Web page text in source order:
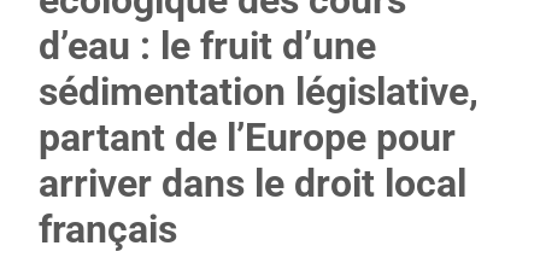
d’eau : le fruit d’une
sédimentation législative,
partant de l’Europe pour
arriver dans le droit local
français